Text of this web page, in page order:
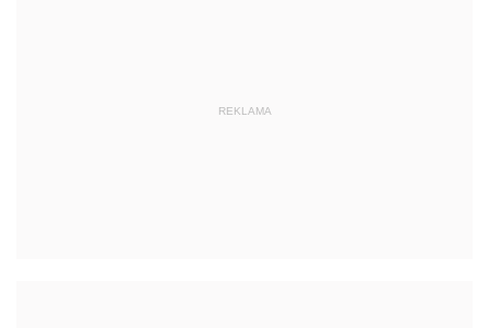
REKLAMA